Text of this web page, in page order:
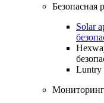
Безопасная
Solar
Luntry